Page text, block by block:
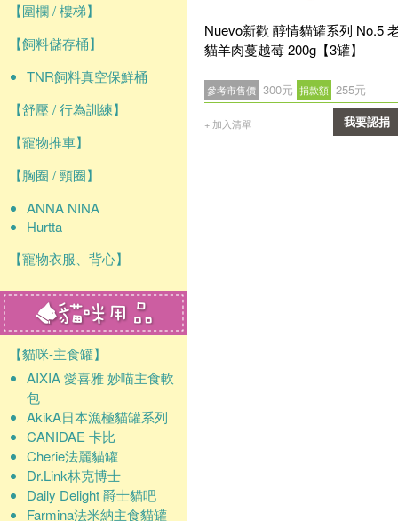
【圍欄 / 樓梯】
【飼料儲存桶】
TNR飼料真空保鮮桶
【舒壓 / 行為訓練】
【寵物推車】
【胸圈 / 頸圈】
ANNA NINA
Hurtta
【寵物衣服、背心】
【貓咪-主食罐】
AIXIA 愛喜雅 妙喵主食軟
包
AkikA日本漁極貓罐系列
CANIDAE 卡比
Cherie法麗貓罐
Dr.Link林克博士
Daily Delight 爵士貓吧
Farmina法米納主食貓罐
Nuevo新歡 醇情貓罐系列 No.5
貓羊肉蔓越莓 200g【3罐】
參考市售價 300元 捐款額 255元
+ 加入清單 我要認捐